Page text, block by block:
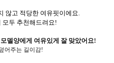
않고 적당한 여유핏이에요.
모두 추천해드려요!
델양에게 여유있게 잘 맞았어요!
어주는 길이감!